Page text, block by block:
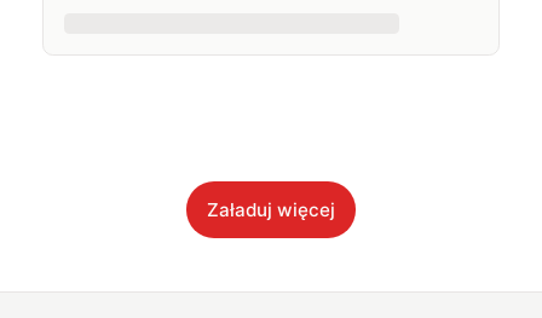
Załaduj więcej